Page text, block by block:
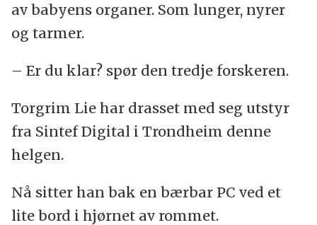
av babyens organer. Som lunger, nyrer
og tarmer.
– Er du klar? spør den tredje forskeren.
Torgrim Lie har drasset med seg utstyr
fra Sintef Digital i Trondheim denne
helgen.
Nå sitter han bak en bærbar PC ved et
lite bord i hjørnet av rommet.